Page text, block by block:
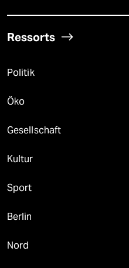
Ressorts
Politik
Öko
Gesellschaft
Kultur
Sport
Berlin
Nord